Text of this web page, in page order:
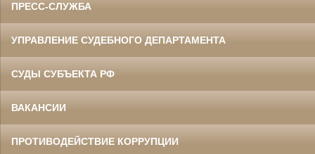
ПРЕСС-СЛУЖБА
УПРАВЛЕНИЕ СУДЕБНОГО ДЕПАРТАМЕНТА
СУДЫ СУБЪЕКТА РФ
ВАКАНСИИ
ПРОТИВОДЕЙСТВИЕ КОРРУПЦИИ